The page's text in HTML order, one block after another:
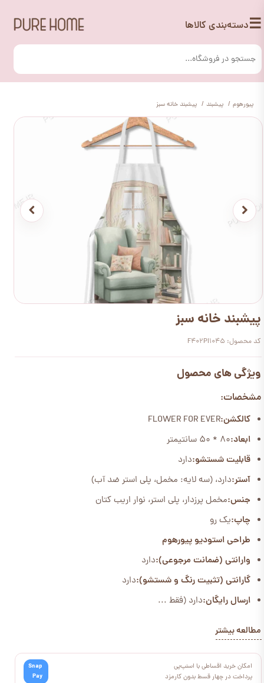
☰دسته‌بندی کالاها
پیورهوم پیشبند پیشبند خانه سبز
پیشبند خانه سبز
کد محصول: F402PI1045
ویژگی های محصول
مشخصات:
کالکشن:FLOWER FOR EVER
ابعاد:80 * 50 سانتیمتر
قابلیت شستشو:دارد
آستر:دارد، (سه لایه: مخمل، پلی استر ضد آب)
جنس:مخمل پرزدار، پلی استر، نوار اریب کتان
چاپ:یک رو
طراحی استودیو پیورهوم
وارانتی (ضمانت مرجوعی):دارد
گارانتی (تثبیت رنگ و شستشو):دارد
ارسال رایگان:دارد (فقط ...
مطالعه بیشتر
امکان خرید اقساطی با اسنپ‌پی
پرداخت در چهار قسط بدون کارمزد
Snap
Pay